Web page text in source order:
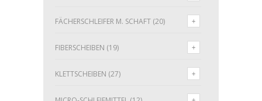
FÄCHERSCHLEIFER M. SCHAFT (20)
FIBERSCHEIBEN (19)
KLETTSCHEIBEN (27)